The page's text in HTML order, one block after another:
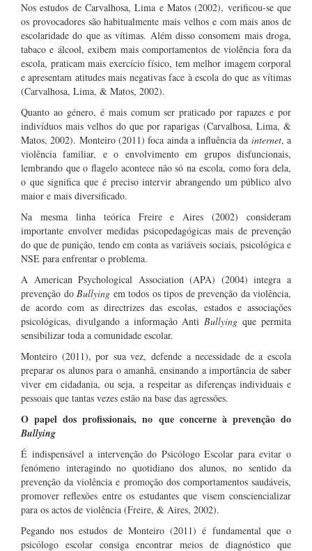
Nos estudos de Carvalhosa, Lima e Matos (2002), verificou-se que
os provocadores são habitualmente mais velhos e com mais anos de
escolaridade do que as vítimas. Além disso consomem mais droga,
tabaco e álcool, exibem mais comportamentos de violência fora da
escola, praticam mais exercício físico, tem melhor imagem corporal
e apresentam atitudes mais negativas face à escola do que as vítimas
(Carvalhosa, Lima, & Matos, 2002).
Quanto ao género, é mais comum ser praticado por rapazes e por
indivíduos mais velhos do que por raparigas (Carvalhosa, Lima, &
Matos, 2002). Monteiro (2011) foca ainda a influência da internet, a
violência familiar, e o envolvimento em grupos disfuncionais,
lembrando que o flagelo acontece não só na escola, como fora dela,
o que significa que é preciso intervir abrangendo um público alvo
maior e mais diversificado.
Na mesma linha teórica Freire e Aires (2002) consideram
importante envolver medidas psicopedagógicas mais de prevenção
do que de punição, tendo em conta as variáveis sociais, psicológica e
NSE para enfrentar o problema.
A American Psychological Association (APA) (2004) integra a
prevenção do Bullying em todos os tipos de prevenção da violência,
de acordo com as directrizes das escolas, estados e associações
psicológicas, divulgando a informação AntiBullying que permita
sensibilizar toda a comunidade escolar.
Monteiro (2011), por sua vez, defende a necessidade de a escola
preparar os alunos para o amanhã, ensinando a importância de saber
viver em cidadania, ou seja, a respeitar as diferenças individuais e
pessoais que tantas vezes estão na base das agressões.
O papel dos profissionais, no que concerne à prevenção do
Bullying
É indispensável a intervenção do Psicólogo Escolar para evitar o
fenómeno interagindo no quotidiano dos alunos, no sentido da
prevenção da violência e promoção dos comportamentos saudáveis,
promover reflexões entre os estudantes que visem consciencializar
para os actos de violência (Freire, & Aires, 2002).
Pegando nos estudos de Monteiro (2011) é fundamental que o
psicólogo escolar consiga encontrar meios de diagnóstico que